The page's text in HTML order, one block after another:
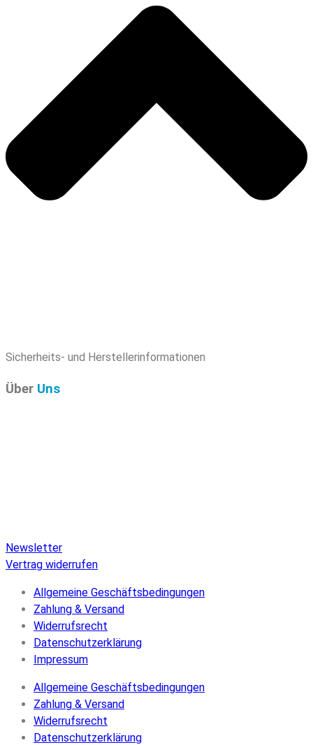
Sicherheits- und Herstellerinformationen
Über Uns
Newsletter
Vertrag widerrufen
Allgemeine Geschäftsbedingungen
Zahlung & Versand
Widerrufsrecht
Datenschutzerklärung
Impressum
Allgemeine Geschäftsbedingungen
Zahlung & Versand
Widerrufsrecht
Datenschutzerklärung